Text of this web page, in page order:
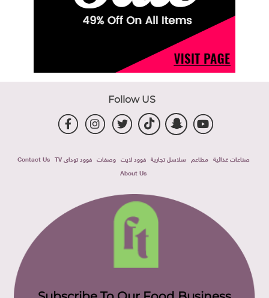
Follow US
صناعات غذائية مطاعم سلاسل تجارية فوود لايت وصفات فوود توداى TV
Contact Us
About Us